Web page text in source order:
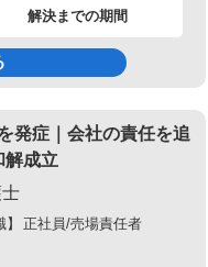
解決までの期間
発症｜会社の責任を追
解成立
正社員/売場責任者